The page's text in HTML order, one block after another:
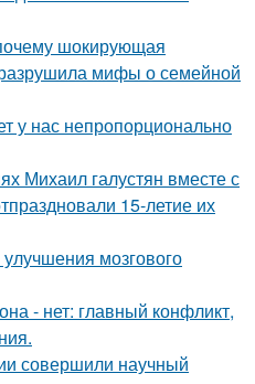
шокирующая
мифы о семейной
у нас непропорционально
Михаил галустян вместе с
15-летие их
мозгового
- нет: главный конфликт,
совершили научный